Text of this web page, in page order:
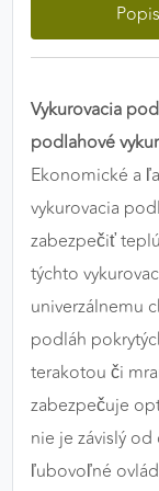
Popis
Vykurovacia
podlahové
Ekonomické a
vykurovacia
zabezpečiť
týchto
univerzálnemu
podláh
terakotou či
zabezpečuje
nie je závislý
ľubovoľné
výkon a
správania
stránkami.
zobrazovať
našom
Google